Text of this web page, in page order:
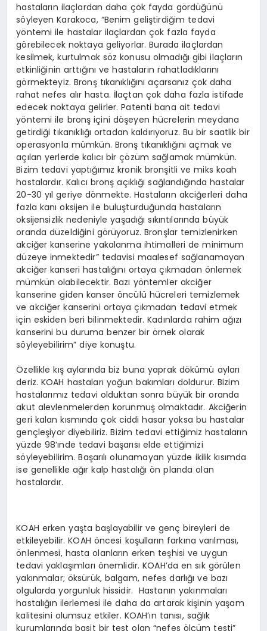
hastaların ilaçlardan daha çok fayda gördüğünü
söyleyen Karakoca, “Benim geliştirdiğim tedavi
yöntemi ile hastalar ilaçlardan çok fazla fayda
görebilecek noktaya geliyorlar. Burada ilaçlardan
kesilmek, kurtulmak söz konusu olmadığı gibi ilaçların
etkinliğinin arttığını ve hastaların rahatladıklarını
görmekteyiz. Bronş tıkanıklığını açarsanız çok daha
rahat nefes alır hasta. İlaçtan çok daha fazla istifade
edecek noktaya gelirler. Patenti bana ait tedavi
yöntemi ile bronş içini döşeyen hücrelerin meydana
getirdiği tıkanıklığı ortadan kaldırıyoruz. Bu bir saatlik bir
operasyonla mümkün. Bronş tıkanıklığını açmak ve
açılan yerlerde kalıcı bir çözüm sağlamak mümkün.
Bizim tedavi yaptığımız kronik bronşitli ve miks koah
hastalardır. Kalıcı bronş açıklığı sağlandığında hastalar
20-30 yıl geriye dönmekte. Hastaların akciğerleri daha
fazla kanı oksijen ile buluşturduğunda hastaların
oksijensizlik nedeniyle yaşadığı sıkıntılarında büyük
oranda düzeldiğini görüyoruz. Bronşlar temizlenirken
akciğer kanserine yakalanma ihtimalleri de minimum
düzeye inmektedir” tedavisi maalesef sağlanamayan
akciğer kanseri hastalığını ortaya çıkmadan önlemek
mümkün olabilecektir. Bazı yöntemler akciğer
kanserine giden kanser öncülü hücreleri temizlemek
ve akciğer kanserini ortaya çıkmadan tedavi etmek
için eskiden beri bilinmektedir. Kadınlarda rahim ağızı
kanserini bu duruma benzer bir örnek olarak
söyleyebilirim” diye konuştu.
Özellikle kış aylarında biz buna yaprak dökümü ayları
deriz. KOAH hastaları yoğun bakımları doldurur. Bizim
hastalarımız tedavi olduktan sonra büyük bir oranda
akut alevlenmelerden korunmuş olmaktadır. Akciğerin
geri kalan kısmında çok ciddi hasar yoksa bu hastalar
gençleşiyor diyebiliriz. Bizim tedavi ettiğimiz hastaların
yüzde 98’ınde tedavi başarısı elde ettiğimizi
söyleyebilirim. Başarılı olunamayan yüzde ikilik kısımda
ise genellikle ağır kalp hastalığı ön planda olan
hastalardır.
KOAH erken yaşta başlayabilir ve genç bireyleri de
etkileyebilir. KOAH öncesi koşulların farkına varılması,
önlenmesi, hasta olanların erken teşhisi ve uygun
tedavi yaklaşımları önemlidir. KOAH’da en sık görülen
yakınmalar; öksürük, balgam, nefes darlığı ve bazı
olgularda yorgunluk hissidir. Hastanın yakınmaları
hastalığın ilerlemesi ile daha da artarak kişinin yaşam
kalitesini olumsuz etkiler. KOAH’ın tanısı, sağlık
kurumlarında basit bir test olan “nefes ölçüm testi”